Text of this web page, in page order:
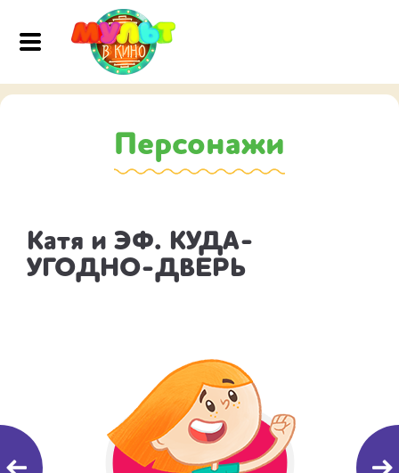
Персонажи
Катя и ЭФ. КУДА-
УГОДНО-ДВЕРЬ